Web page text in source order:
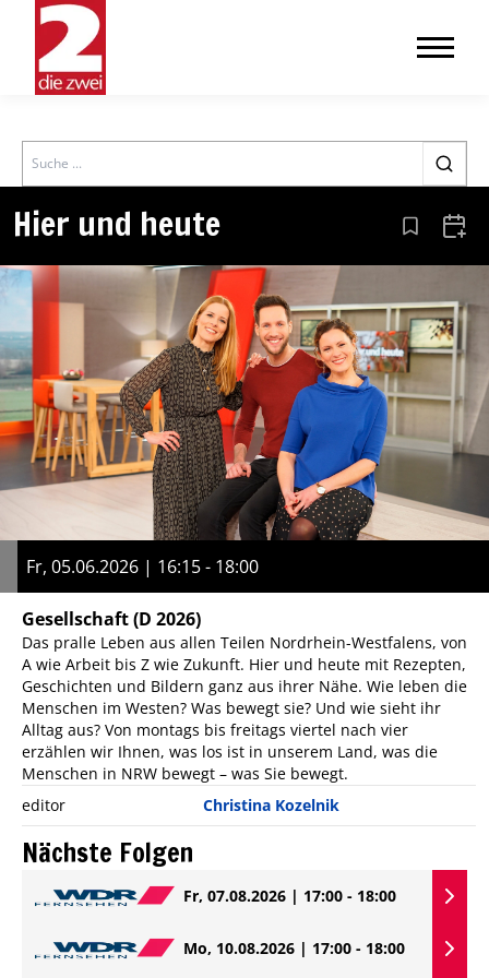
Search
Hier und heute Aus den
Fr, 05.06.2026 | 16:15 - 18:00
Gesellschaft(D 2026)
Das pralle Leben aus allen Teilen Nordrhein-Westfalens, von
A wie Arbeit bis Z wie Zukunft. Hier und heute mit Rezepten,
Geschichten und Bildern ganz aus ihrer Nähe. Wie leben die
Menschen im Westen? Was bewegt sie? Und wie sieht ihr
Alltag aus? Von montags bis freitags viertel nach vier
erzählen wir Ihnen, was los ist in unserem Land, was die
Menschen in NRW bewegt – was Sie bewegt.
editor
Christina Kozelnik
Nächste Folgen
Fr, 07.08.2026 | 17:00 - 18:00
Mo, 10.08.2026 | 17:00 - 18:00